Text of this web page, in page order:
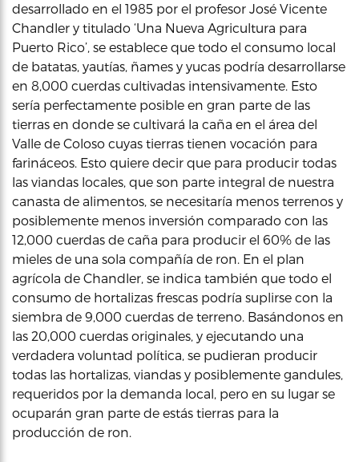
desarrollado en el 1985 por el profesor José Vicente
Chandler y titulado ‘Una Nueva Agricultura para
Puerto Rico’, se establece que todo el consumo local
de batatas, yautías, ñames y yucas podría desarrollarse
en 8,000 cuerdas cultivadas intensivamente. Esto
sería perfectamente posible en gran parte de las
tierras en donde se cultivará la caña en el área del
Valle de Coloso cuyas tierras tienen vocación para
farináceos. Esto quiere decir que para producir todas
las viandas locales, que son parte integral de nuestra
canasta de alimentos, se necesitaría menos terrenos y
posiblemente menos inversión comparado con las
12,000 cuerdas de caña para producir el 60% de las
mieles de una sola compañía de ron. En el plan
agrícola de Chandler, se indica también que todo el
consumo de hortalizas frescas podría suplirse con la
siembra de 9,000 cuerdas de terreno. Basándonos en
las 20,000 cuerdas originales, y ejecutando una
verdadera voluntad política, se pudieran producir
todas las hortalizas, viandas y posiblemente gandules,
requeridos por la demanda local, pero en su lugar se
ocuparán gran parte de estás tierras para la
producción de ron.